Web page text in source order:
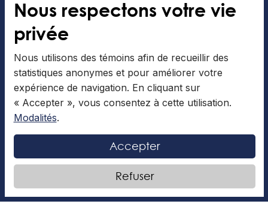
Danse
Métiers de la scène
Natation
Patinage artistique
Les Brigades Culinaires
Inscription à l'infolettre
Nous respectons votre vie
privée
Nous utilisons des témoins afin de recueillir des
statistiques anonymes et pour améliorer votre
expérience de navigation. En cliquant sur
« Accepter », vous consentez à cette utilisation.
Modalités.
Accepter
Refuser